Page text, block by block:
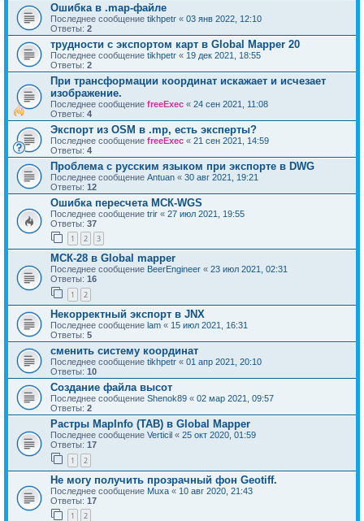
Ошибка в .map-файле
Последнее сообщение tikhpetr « 03 янв 2022, 12:10
Ответы: 2
трудности с экспортом карт в Global Mapper 20
Последнее сообщение tikhpetr « 19 дек 2021, 18:55
Ответы: 2
При трансформации координат искажает и исчезает
изображение.
Последнее сообщение freeExec « 24 сен 2021, 11:08
Ответы: 4
Экспорт из OSM в .mp, есть эксперты?
Последнее сообщение freeExec « 21 сен 2021, 14:59
Ответы: 4
Проблема с русским языком при экспорте в DWG
Последнее сообщение Antuan « 30 авг 2021, 19:21
Ответы: 12
Ошибка пересчета МСК-WGS
Последнее сообщение trir « 27 июл 2021, 19:55
Ответы: 37
1 2 3
МСК-28 в Global mapper
Последнее сообщение BeerEngineer « 23 июл 2021, 02:31
Ответы: 16
1 2
Некорректный экспорт в JNX
Последнее сообщение lam « 15 июл 2021, 16:31
Ответы: 5
сменить систему координат
Последнее сообщение tikhpetr « 01 апр 2021, 20:10
Ответы: 10
Создание файла высот
Последнее сообщение Shenok89 « 02 мар 2021, 09:57
Ответы: 2
Растры MapInfo (TAB) в Global Mapper
Последнее сообщение Verticil « 25 окт 2020, 01:59
Ответы: 17
1 2
Не могу получить прозрачный фон Geotiff.
Последнее сообщение Muxa « 10 авг 2020, 21:43
Ответы: 17
1 2